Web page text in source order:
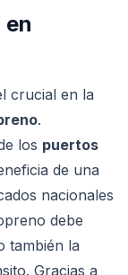
crucial en la
.
los puertos
de una
nacionales
debe
también la
Gracias a